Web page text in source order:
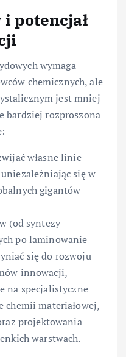
potencjał
wymaga
chemicznych, ale
jest mniej
bardziej rozproszona
własne linie
się w
gigantów
(od syntezy
po laminowanie
się do rozwoju
innowacji,
na specjalistyczne
chemii materiałowej,
projektowania
warstwach.